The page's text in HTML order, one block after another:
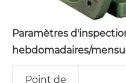
Paramètres
hebdomadaires/
Point de